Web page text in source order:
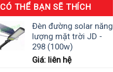
CÓ THỂ BẠN SẼ THÍCH
Đèn đường solar năng
lượng mặt trời JD -
298 (100w)
Giá: liên hệ